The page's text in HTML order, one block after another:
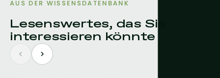
AUS DER WISSENSDATENBANK
Lesenswertes, das Sie
interessieren könnte